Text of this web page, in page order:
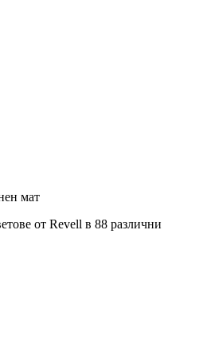
мат
от Revell в 88 различни